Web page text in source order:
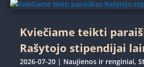
Kviečiame teikti
Rašytojo stipendijai
2026-07-20 | Naujienos ir renginiai,